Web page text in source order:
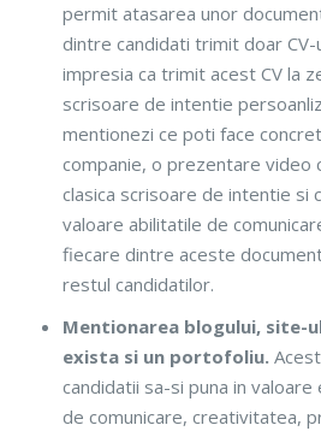
permit atasarea unor
dintre candidati trimit doar CV-
impresia ca trimit acest CV la
scrisoare de intentie
mentionezi ce poti face
companie, o prezentare video
clasica scrisoare de intentie si
valoare abilitatile de
fiecare dintre aceste
restul candidatilor.
Mentionarea blogului, site-
exista si un portofoliu.
candidatii sa-si puna in
de comunicare, creativitatea,